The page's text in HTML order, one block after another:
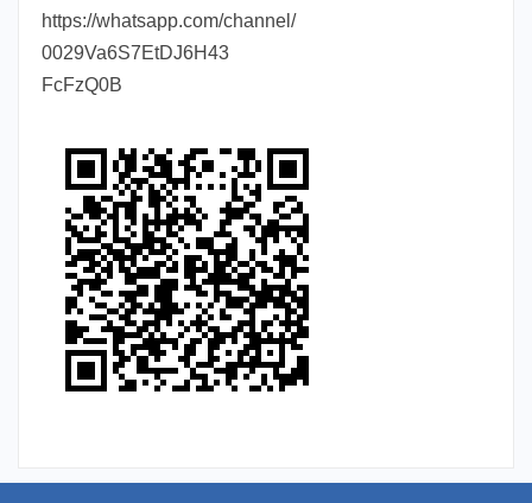
https://whatsapp.com/channel/
0029Va6S7EtDJ6H43
FcFzQ0B